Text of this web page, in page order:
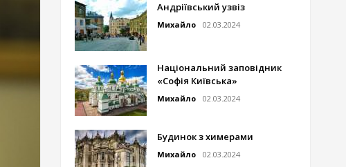
Андріївський узвіз
Михайло 02.03.2024
Національний заповідник
«Софія Київська»
Михайло 02.03.2024
Будинок з химерами
Михайло 02.03.2024